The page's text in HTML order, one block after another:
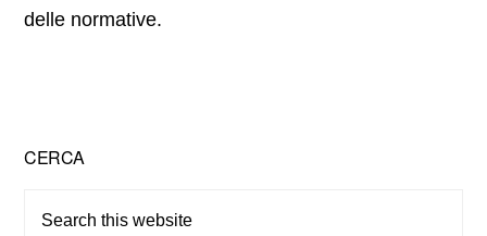
delle normative.
Primary
Sidebar
CERCA